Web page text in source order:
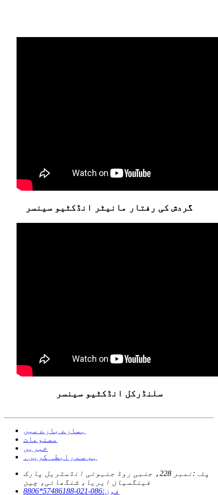
گردش کی رفتار مانیٹر انڈکٹیو سینسر
سلنڈرکل انڈکٹیو سینسر
ہمارے بارے میں
مصنوعات
خبریں
ہم سے رابطہ کریں۔
پتہ:
نمبر 228، جنبی روڈ جنہوئی انڈسٹریل پارک
فینگسیان ایریا، شنگھائی، چین
فون:086-021-57486188*8806